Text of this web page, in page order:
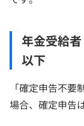
年金受給
以下
「確定申告不
場合、確定申告